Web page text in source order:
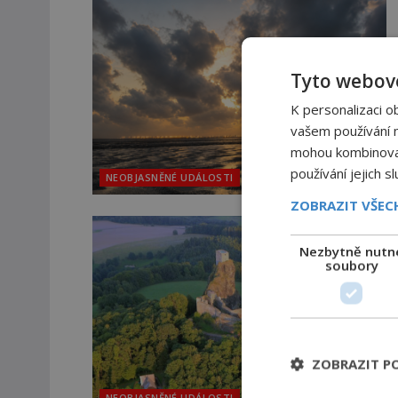
NEOBJASNĚNÉ UDÁLOSTI
Tyto
K personalizaci
vašem používání
mohou
používání jejich
ZOBRAZIT
Nezbytně
soubory
ZOBRAZIT